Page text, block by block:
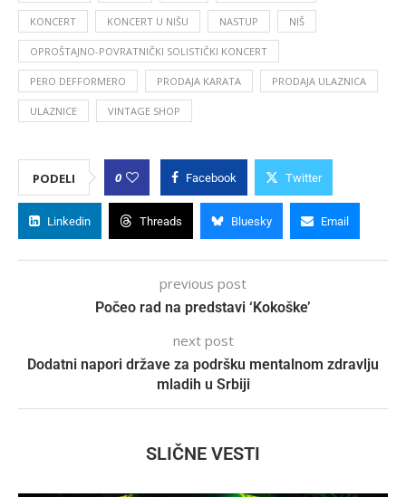
KONCERT KONCERT U NIŠU NASTUP NIŠ
OPROŠTAJNO-POVRATNIČKI SOLISTIČKI KONCERT
PERO DEFFORMERO PRODAJA KARATA PRODAJA ULAZNICA
ULAZNICE VINTAGE SHOP
PODELI 0 Facebook Twitter
Linkedin Threads Bluesky Email
previous post
Počeo rad na predstavi ‘Kokoške’
next post
Dodatni napori države za podršku mentalnom zdravlju
mladih u Srbiji
SLIČNE VESTI